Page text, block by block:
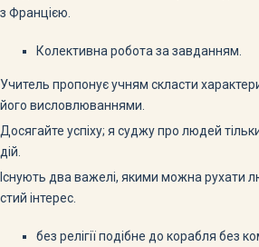
з Францією.
Колективна робота за завданням.
Учитель пропонує учням скласти
його висловлюваннями.
Досягайте успіху; я суджу про людей
дій.
Існують два важелі, якими можна рухати
стий інтерес.
без релігії подібне до корабля без